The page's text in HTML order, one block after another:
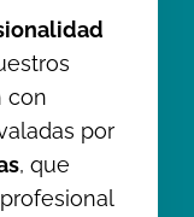
con
por
, que